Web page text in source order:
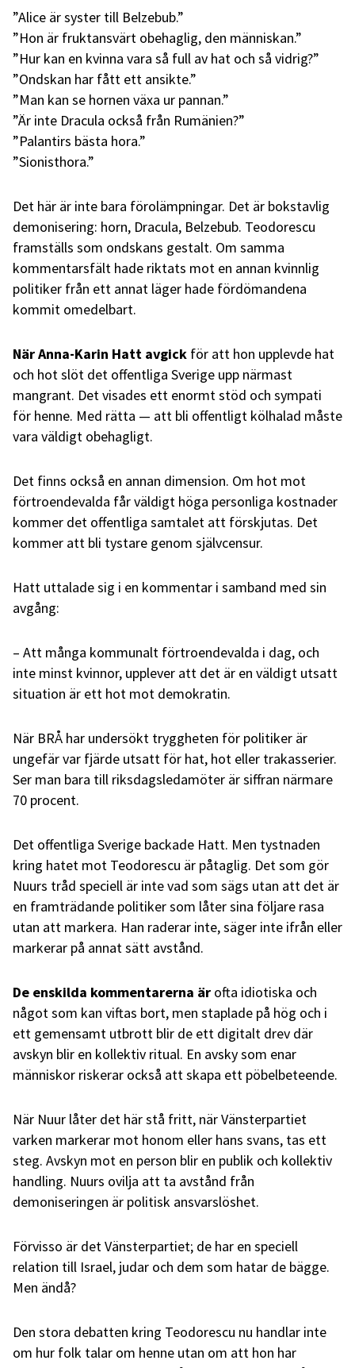
”Alice är syster till Belzebub.”
”Hon är fruktansvärt obehaglig, den människan.”
”Hur kan en kvinna vara så full av hat och så vidrig?”
”Ondskan har fått ett ansikte.”
”Man kan se hornen växa ur pannan.”
”Är inte Dracula också från Rumänien?”
”Palantirs bästa hora.”
”Sionisthora.”
Det här är inte bara förolämpningar. Det är bokstavlig
demonisering: horn, Dracula, Belzebub. Teodorescu
framställs som ondskans gestalt. Om samma
kommentarsfält hade riktats mot en annan kvinnlig
politiker från ett annat läger hade fördömandena
kommit omedelbart.
När Anna-Karin Hatt avgick för att hon upplevde hat
och hot slöt det offentliga Sverige upp närmast
mangrant. Det visades ett enormt stöd och sympati
för henne. Med rätta — att bli offentligt kölhalad måste
vara väldigt obehagligt.
Det finns också en annan dimension. Om hot mot
förtroendevalda får väldigt höga personliga kostnader
kommer det offentliga samtalet att förskjutas. Det
kommer att bli tystare genom självcensur.
Hatt uttalade sig i en kommentar i samband med sin
avgång:
– Att många kommunalt förtroendevalda i dag, och
inte minst kvinnor, upplever att det är en väldigt utsatt
situation är ett hot mot demokratin.
När BRÅ har undersökt tryggheten för politiker är
ungefär var fjärde utsatt för hat, hot eller trakasserier.
Ser man bara till riksdagsledamöter är siffran närmare
70 procent.
Det offentliga Sverige backade Hatt. Men tystnaden
kring hatet mot Teodorescu är påtaglig. Det som gör
Nuurs tråd speciell är inte vad som sägs utan att det är
en framträdande politiker som låter sina följare rasa
utan att markera. Han raderar inte, säger inte ifrån eller
markerar på annat sätt avstånd.
De enskilda kommentarerna är ofta idiotiska och
något som kan viftas bort, men staplade på hög och i
ett gemensamt utbrott blir de ett digitalt drev där
avskyn blir en kollektiv ritual. En avsky som enar
människor riskerar också att skapa ett pöbelbeteende.
När Nuur låter det här stå fritt, när Vänsterpartiet
varken markerar mot honom eller hans svans, tas ett
steg. Avskyn mot en person blir en publik och kollektiv
handling. Nuurs ovilja att ta avstånd från
demoniseringen är politisk ansvarslöshet.
Förvisso är det Vänsterpartiet; de har en speciell
relation till Israel, judar och dem som hatar de bägge.
Men ändå?
Den stora debatten kring Teodorescu nu handlar inte
om hur folk talar om henne utan om att hon har